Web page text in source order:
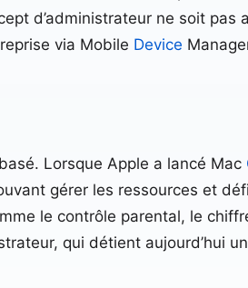
d’administrateur ne soit pas
via Mobile Device
Lorsque Apple a lancé Mac
gérer les ressources et
le contrôle parental, le
qui détient aujourd’hui